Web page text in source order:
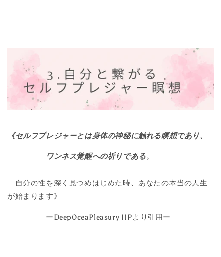
《セルフプレジャーとは身体の神秘に触れる瞑想であり、
ワンネス覚醒への祈りである。
自分の性を深く見つめはじめた時、 あなたの本当の人生
が始まります》
ーDeepOceaPleasury HPより引用ー